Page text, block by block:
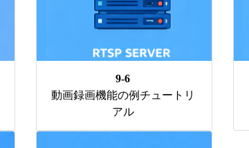
9-6
動画録画機能の例チュートリ
アル